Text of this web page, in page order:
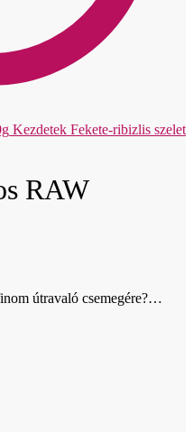
Kezdetek Fekete-ribizlis szelet
RAW
útravaló csemegére?…